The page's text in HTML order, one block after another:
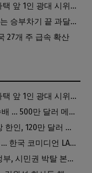
[화제] “내 돈 갚아라” 김원석씨 자택 앞 1인 광대 시위 … 한인 투자사, “108만 달러 못받아”
손흥민, 5경기 연속골 실패…LAFC는 승부차기 끝 과달라하라 격파
27개 주 급속 확산
[화제] “내 돈 갚아라” 김원석씨 자택 앞 1인 광대 시위 … 한인 투자사, “108만 달러 못받아”
연방 당국, LA 한인 간호사 지명수배 … 500만 달러 메디캐어 사기, 선고 직전 한국 도주
위조여권으로 미국 재입국한 추방 한인, 120만 달러 은행 사기 행각
“170달러 냈는데 공연 내내 불편” … 한국 코미디언 LA공연, 음향 불량에 외모 비하 개그 논란
“이제 시작에 불과” … 트럼프 행정부, 시민권 박탈 본격화